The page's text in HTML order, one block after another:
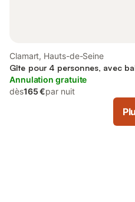
Clamart, Hauts-de-Seine
Gîte pour 4 personnes, avec
Annulation gratuite
dès165 €par nuit